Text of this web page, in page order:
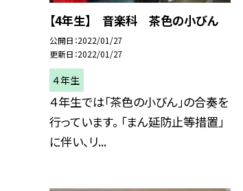
【4年生】 音楽科 茶色の小びん
公開日 2022/01/27
更新日 2022/01/27
４年生
４年生では「茶色の小びん」の合奏を
行っています。 「まん延防止等措置」
に伴い、リ...